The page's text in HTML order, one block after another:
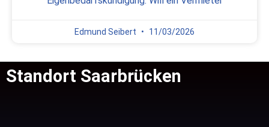
Edmund Seibert 11/03/2026
Standort Saarbrücken